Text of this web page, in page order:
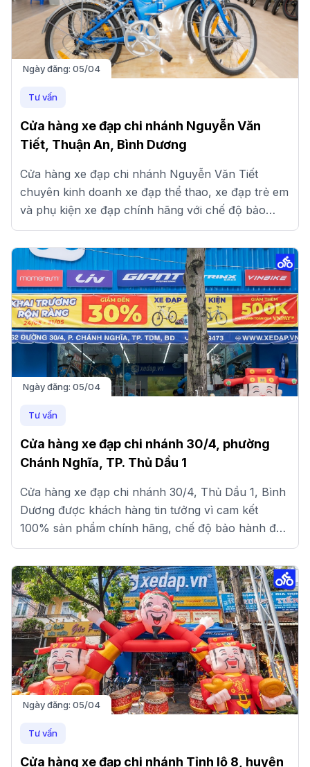
Ngày đăng: 05/04
Tư vấn
Cửa hàng xe đạp chi nhánh Nguyễn Văn
Tiết, Thuận An, Bình Dương
Cửa hàng xe đạp chi nhánh Nguyễn Văn Tiết
chuyên kinh doanh xe đạp thể thao, xe đạp trẻ em
và phụ kiện xe đạp chính hãng với chế độ bảo
hành và giá tốt.
Ngày đăng: 05/04
Tư vấn
Cửa hàng xe đạp chi nhánh 30/4, phường
Chánh Nghĩa, TP. Thủ Dầu 1
Cửa hàng xe đạp chi nhánh 30/4, Thủ Dầu 1, Bình
Dương được khách hàng tin tưởng vì cam kết
100% sản phẩm chính hãng, chế độ bảo hành đầy
đủ và giá cạnh tranh.
Ngày đăng: 05/04
Tư vấn
Cửa hàng xe đạp chi nhánh Tỉnh lộ 8, huyện